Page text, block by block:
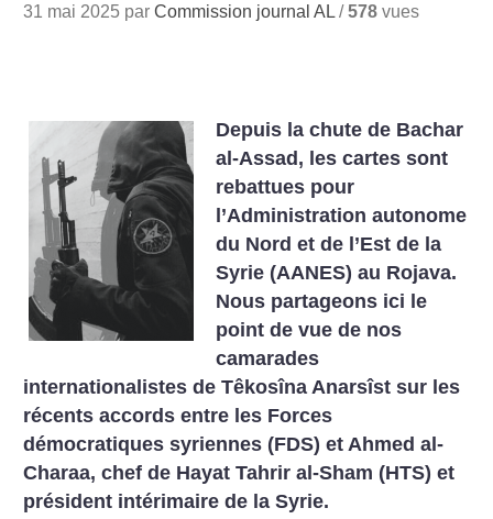
31 mai 2025 parCommission journal AL /578 vues
Depuis la chute de Bachar
al-Assad, les cartes sont
rebattues pour
l’Administration autonome
du Nord et de l’Est de la
Syrie (AANES) au Rojava.
Nous partageons ici le
point de vue de nos
camarades
internationalistes de Têkosîna Anarsîst sur les
récents accords entre les Forces
démocratiques syriennes (FDS) et Ahmed al-
Charaa, chef de Hayat Tahrir al-Sham (HTS) et
président intérimaire de la Syrie.